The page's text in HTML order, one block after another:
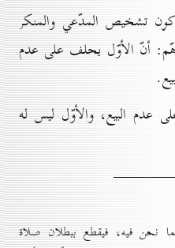
تشخيص المدّعي والمنكر
أنّ الأوّل يحلف على عدم
عدم البيع، والأوّل ليس له
نحن فيه، فيقطع ببطلان صلاة